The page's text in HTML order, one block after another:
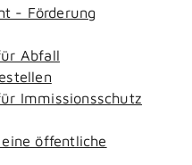
- Förderung
Abfall
Immissionsschutz
öffentliche